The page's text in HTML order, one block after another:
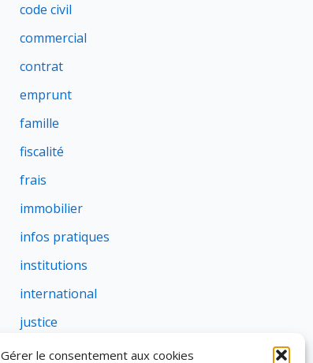
Gérer le consentement aux cookies
code civil
commercial
contrat
emprunt
famille
fiscalité
frais
immobilier
infos pratiques
institutions
international
justice
profession